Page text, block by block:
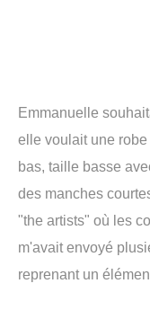
Emmanuelle
elle voulait une
bas, taille basse
des manches
"the artists" où les
m'avait envoyé
reprenant un